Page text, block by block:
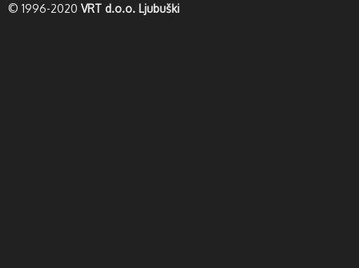
© 1996-2020 VRT d.o.o. Ljubuški